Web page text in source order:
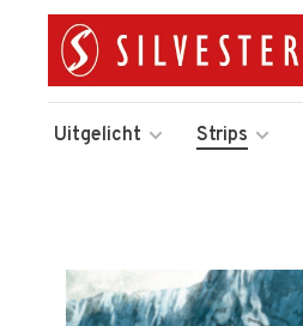
Uitgelicht Strips